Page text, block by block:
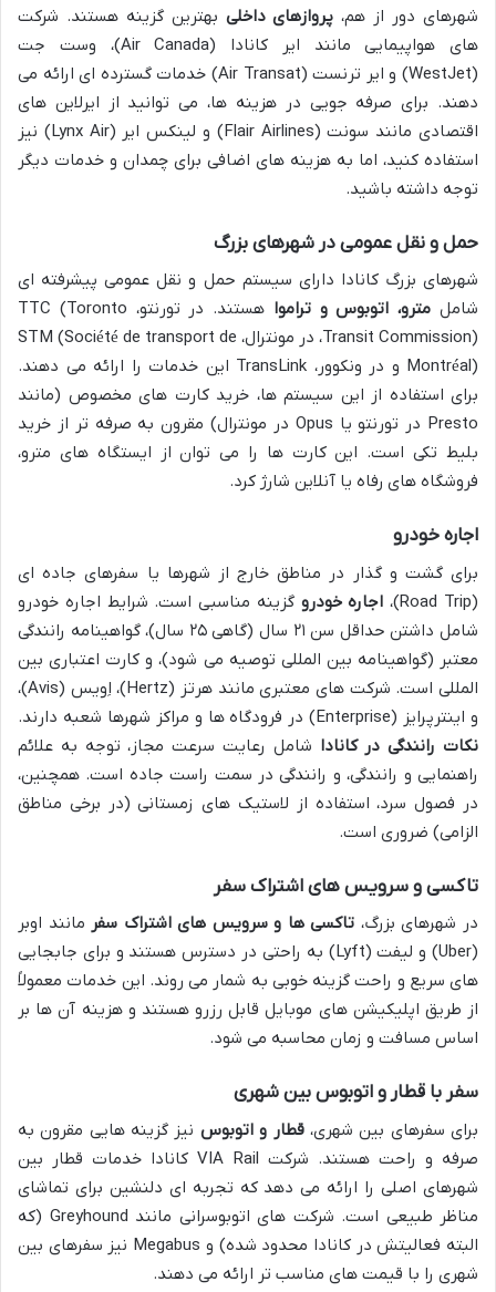
شهرهای دور از هم، پروازهای داخلی بهترین گزینه هستند. شرکت
های هواپیمایی مانند ایر کانادا (Air Canada)، وست جت
(WestJet) و ایر ترنست (Air Transat) خدمات گسترده ای ارائه می
دهند. برای صرفه جویی در هزینه ها، می توانید از ایرلاین های
اقتصادی مانند سونت (Flair Airlines) و لینکس ایر (Lynx Air) نیز
استفاده کنید، اما به هزینه های اضافی برای چمدان و خدمات دیگر
توجه داشته باشید.
حمل و نقل عمومی در شهرهای بزرگ
شهرهای بزرگ کانادا دارای سیستم حمل و نقل عمومی پیشرفته ای
شامل مترو، اتوبوس و تراموا
هستند. در تورنتو، TTC (Toronto
Transit Commission)، در مونترال، STM (Société de transport de
Montréal) و در ونکوور، TransLink این خدمات را ارائه می دهند.
برای استفاده از این سیستم ها، خرید کارت های مخصوص (مانند
Presto در تورنتو یا Opus در مونترال) مقرون به صرفه تر از خرید
بلیط تکی است. این کارت ها را می توان از ایستگاه های مترو،
فروشگاه های رفاه یا آنلاین شارژ کرد.
اجاره خودرو
برای گشت و گذار در مناطق خارج از شهرها یا سفرهای جاده ای
(Road Trip)،
اجاره خودرو گزینه مناسبی است. شرایط اجاره خودرو
شامل داشتن حداقل سن ۲۱ سال (گاهی ۲۵ سال)، گواهینامه رانندگی
معتبر (گواهینامه بین المللی توصیه می شود)، و کارت اعتباری بین
المللی است. شرکت های معتبری مانند هرتز (Hertz)، اِویس (Avis)،
و اینترپرایز (Enterprise) در فرودگاه ها و مراکز شهرها شعبه دارند.
نکات رانندگی در کانادا شامل رعایت سرعت مجاز، توجه به علائم
راهنمایی و رانندگی، و رانندگی در سمت راست جاده است. همچنین،
در فصول سرد، استفاده از لاستیک های زمستانی (در برخی مناطق
الزامی) ضروری است.
تاکسی و سرویس های اشتراک سفر
در شهرهای بزرگ، تاکسی ها و سرویس های اشتراک سفر مانند اوبر
(Uber) و لیفت (Lyft) به راحتی در دسترس هستند و برای جابجایی
های سریع و راحت گزینه خوبی به شمار می روند. این خدمات معمولاً
از طریق اپلیکیشن های موبایل قابل رزرو هستند و هزینه آن ها بر
اساس مسافت و زمان محاسبه می شود.
سفر با قطار و اتوبوس بین شهری
برای سفرهای بین شهری،قطار و اتوبوس نیز گزینه هایی مقرون به
صرفه و راحت هستند. شرکت VIA Rail کانادا خدمات قطار بین
شهرهای اصلی را ارائه می دهد که تجربه ای دلنشین برای تماشای
مناظر طبیعی است. شرکت های اتوبوسرانی مانند Greyhound (که
البته فعالیتش در کانادا محدود شده) و Megabus نیز سفرهای بین
شهری را با قیمت های مناسب تر ارائه می دهند.